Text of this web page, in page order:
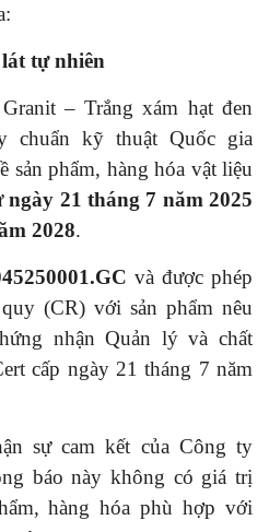
tự nhiên
– Trắng xám hạt đen
chuẩn kỹ thuật Quốc gia
phẩm, hàng hóa vật liệu
ngày 21 tháng 7 năm 2025
2028.
và được phép
(CR) với sản phẩm nêu
nhận Quản lý và chất
cấp ngày 21 tháng 7 năm
sự cam kết của Công ty
báo này không có giá trị
hàng hóa phù hợp với